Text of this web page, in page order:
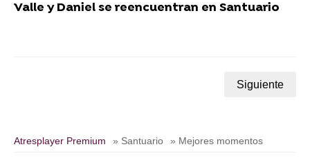
Valle y Daniel se reencuentran en Santuario
Siguiente
Atresplayer Premium » Santuario » Mejores momentos